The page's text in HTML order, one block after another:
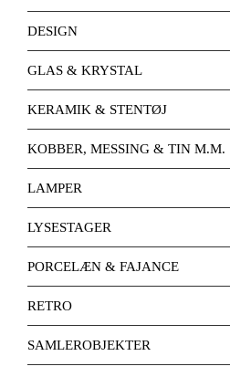
DESIGN
GLAS & KRYSTAL
KERAMIK & STENTØJ
KOBBER, MESSING & TIN M.M.
LAMPER
LYSESTAGER
PORCELÆN & FAJANCE
RETRO
SAMLEROBJEKTER